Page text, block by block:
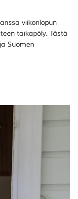
viikonlopun
taikapöly. Tästä
Suomen